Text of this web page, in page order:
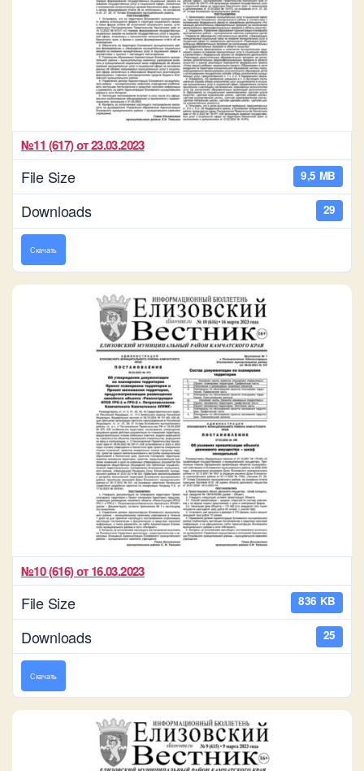
№11 (617) от 23.03.2023
File Size 9,5 MB
Downloads 29
Скачать
№10 (616) от 16.03.2023
File Size 836 KB
Downloads 25
Скачать